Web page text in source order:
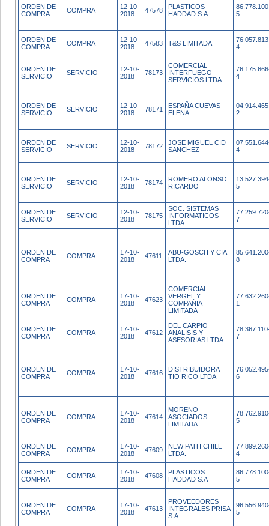
ORDEN DE
COMPRA
COMPRA
12-10-
2018
47578
PLASTICOS
HADDAD S.A
5
ORDEN DE
COMPRA
COMPRA
12-10-
2018
47583 T&S LIMITADA
4
ORDEN DE
SERVICIO
SERVICIO
12-10-
2018
78173
COMERCIAL
INTERFUEGO
SERVICIOS LTDA.
4
ORDEN DE
SERVICIO
SERVICIO
12-10-
2018
78171
ESPAÑA CUEVAS
ELENA
2
ORDEN DE
SERVICIO
SERVICIO
12-10-
2018
78172
JOSE MIGUEL CID
SANCHEZ
4
ORDEN DE
SERVICIO
SERVICIO
12-10-
2018
78174
ROMERO ALONSO
RICARDO
5
ORDEN DE
SERVICIO
SERVICIO
12-10-
2018
78175
SOC. SISTEMAS
INFORMATICOS
LTDA
7
ORDEN DE
COMPRA
COMPRA
17-10-
2018
47611
ABU-GOSCH Y CIA
LTDA.
8
ORDEN DE
COMPRA
COMPRA
17-10-
2018
47623
COMERCIAL
VERGEL Y
COMPAÑIA
LIMITADA
1
ORDEN DE
COMPRA
COMPRA
17-10-
2018
47612
DEL CARPIO
ANALISIS Y
ASESORIAS LTDA
7
ORDEN DE
COMPRA
COMPRA
17-10-
2018
47616
DISTRIBUIDORA
TIO RICO LTDA
6
ORDEN DE
COMPRA
COMPRA
17-10-
2018
47614
MORENO
ASOCIADOS
LIMITADA
5
ORDEN DE
COMPRA
COMPRA
17-10-
2018
47609
NEW PATH CHILE
LTDA.
4
ORDEN DE
COMPRA
COMPRA
17-10-
2018
47608
PLASTICOS
HADDAD S.A
5
ORDEN DE
COMPRA
COMPRA
17-10-
2018
47613
PROVEEDORES
INTEGRALES PRISA
S.A.
5